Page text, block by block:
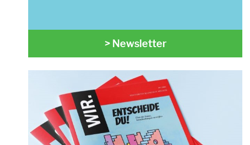
> Newsletter